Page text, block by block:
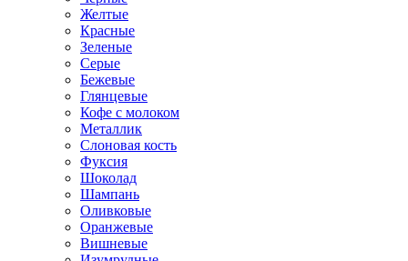
Желтые
Красные
Зеленые
Серые
Бежевые
Глянцевые
Кофе с молоком
Металлик
Слоновая кость
Фуксия
Шоколад
Шампань
Оливковые
Оранжевые
Вишневые